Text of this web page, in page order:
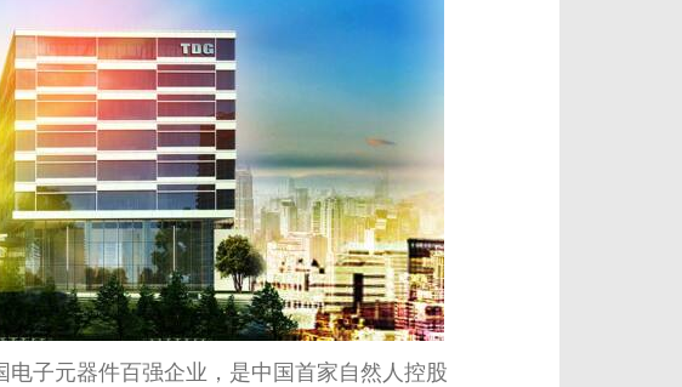
子元器件百强企业，是中国首家自然人控股